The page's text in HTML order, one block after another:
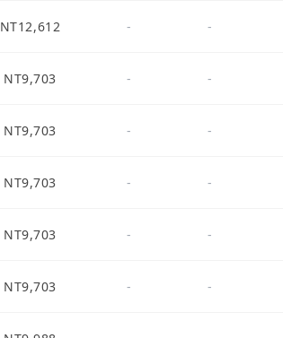
NT12,612 - -
NT9,703 - -
NT9,703 - -
NT9,703 - -
NT9,703 - -
NT9,703 - -